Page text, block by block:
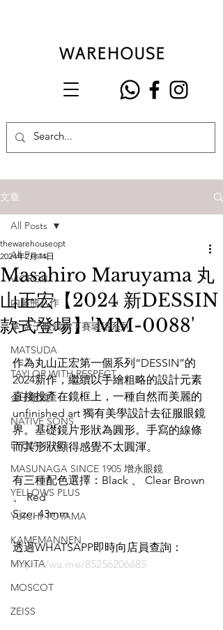
文章
All Posts
VIOROU
內藤熊八作
掌 金子眼鏡旗下賽璐珞系列
MATSUDA
TAYLOR WITH RESPECT
金子眼鏡
NATIVE SONS
EYEVAN7285
MASUNAGA SINCE 1905 增永眼鏡
YELLOWS PLUS
YUICHI TOYAMA
KAMEMANNEN
MYKITA
MOSCOT
ZEISS
All Posts
Masahiro Maruyama 丸
山正宏【2024 新DESSIN
款式登場】'MM-0088'
thewarehouseopt
2024年2月14日
作為丸山正宏第一個系列“DESSIN”的
2024新作，繼續以手繪粗略的設計元素
直接投產在鏡框上，一種自然而美麗的
unfinished art 獨有美學設計去征服眼鏡
界。基礎鏡片形狀為圓形。手寫的線條
而其形狀顯得感覺不太圓渾。
有三種配色選擇：Black 、 Clear Brown
、 Red
Size: 43mm
透過WHATSAPP即時向店員查詢：
https://wa.me/85256206685